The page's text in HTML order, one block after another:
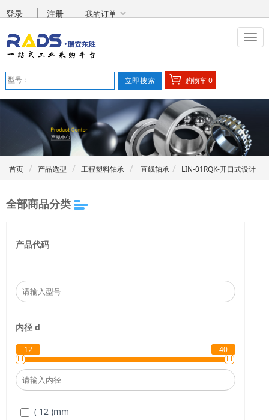
登录 注册 我的订单
购物车0
首页 产品选型 工程塑料轴承 直线轴承 LIN-01RQK-开口式设计
全部商品分类
产品代码
内径 d
12 40
( 12 )mm